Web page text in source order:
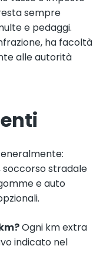
sempre
e pedaggi.
ha facoltà
alle autorità
soccorso stradale
e auto
Ogni km extra
indicato nel